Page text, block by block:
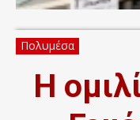
Πολυμέσα
Η